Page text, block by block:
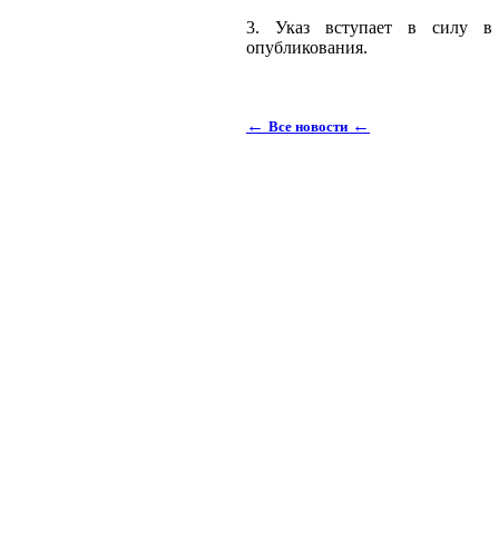
3. Указ вступает в силу в
опубликования.
← Все новости ←